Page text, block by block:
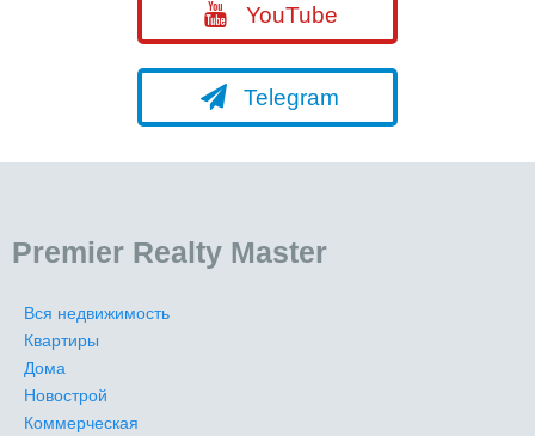
YouTube
Telegram
Premier Realty Master
Вся недвижимость
Квартиры
Дома
Новострой
Коммерческая